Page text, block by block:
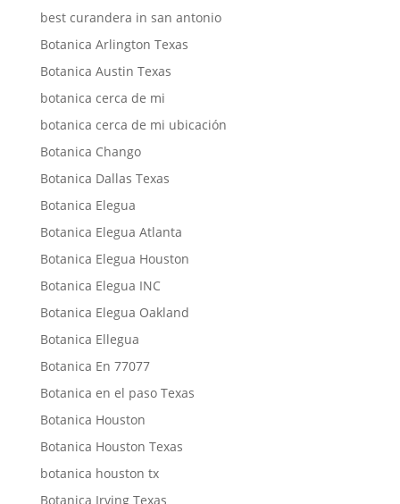
best curandera in san antonio
Botanica Arlington Texas
Botanica Austin Texas
botanica cerca de mi
botanica cerca de mi ubicación
Botanica Chango
Botanica Dallas Texas
Botanica Elegua
Botanica Elegua Atlanta
Botanica Elegua Houston
Botanica Elegua INC
Botanica Elegua Oakland
Botanica Ellegua
Botanica En 77077
Botanica en el paso Texas
Botanica Houston
Botanica Houston Texas
botanica houston tx
Botanica Irving Texas